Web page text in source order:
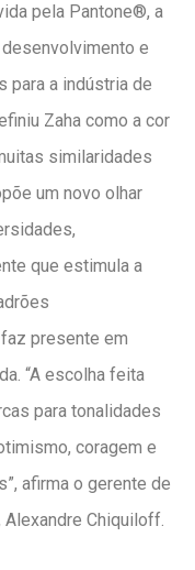
pela Pantone®, a
e
para a indústria de
Zaha como a cor
similaridades
um novo olhar
que estimula a
presente em
“A escolha feita
para tonalidades
coragem e
afirma o gerente de
Chiquiloff.